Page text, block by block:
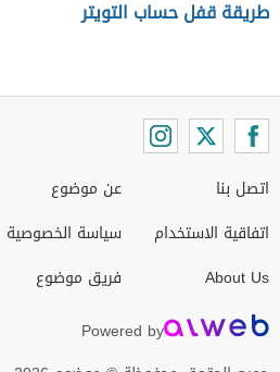
طريقة قفل حساب التويتر
اتصل بنا
اتفاقية الاستخدام
About Us
عن موضوع
سياسة الخصوصية
فريق موضوع
Powered by